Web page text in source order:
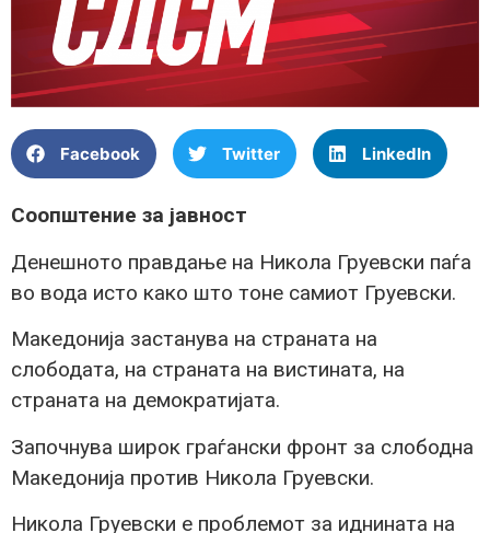
Facebook Twitter LinkedIn
Соопштение за јавност
Денешното правдање на Никола Груевски паѓа
во вода исто како што тоне самиот Груевски.
Македонија застанува на страната на
слободата, на страната на вистината, на
страната на демократијата.
Започнува широк граѓански фронт за слободна
Македонија против Никола Груевски.
Никола Груевски е проблемот за иднината на